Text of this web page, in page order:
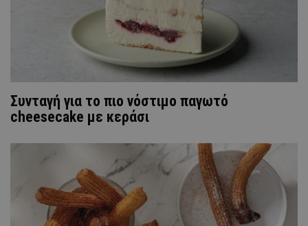
Συνταγή για το πιο νόστιμο παγωτό
cheesecake με κεράσι